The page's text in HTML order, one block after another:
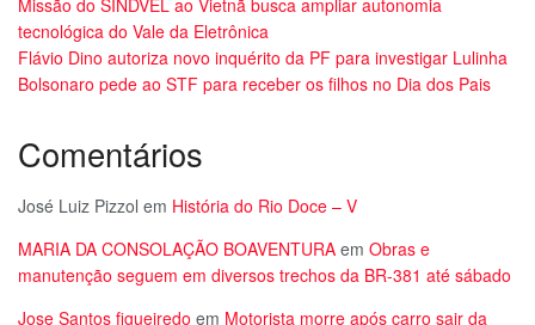
Missão do SINDVEL ao Vietnã busca ampliar autonomia
tecnológica do Vale da Eletrônica
Flávio Dino autoriza novo inquérito da PF para investigar Lulinha
Bolsonaro pede ao STF para receber os filhos no Dia dos Pais
Comentários
José Luiz Pizzol em História do Rio Doce – V
MARIA DA CONSOLAÇÃO BOAVENTURA em Obras e
manutenção seguem em diversos trechos da BR-381 até sábado
Jose Santos figueiredo em Motorista morre após carro sair da